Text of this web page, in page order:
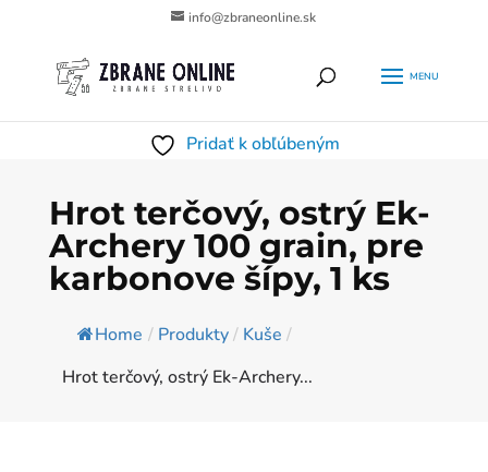
info@zbraneonline.sk
Pridať k obľúbeným
Hrot terčový, ostrý Ek-
Archery 100 grain, pre
karbonove šípy, 1 ks
Home / Produkty/ Kuše /
Hrot terčový, ostrý Ek-Archery...